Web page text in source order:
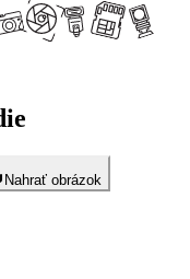
Nahrať obrázok